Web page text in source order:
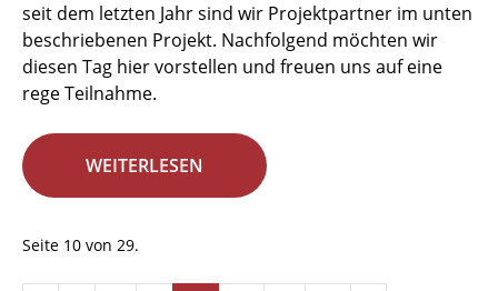
seit dem letzten Jahr sind wir Projektpartner im unten
beschriebenen Projekt. Nachfolgend möchten wir
diesen Tag hier vorstellen und freuen uns auf eine
rege Teilnahme.
WEITERLESEN
Seite 10 von 29.